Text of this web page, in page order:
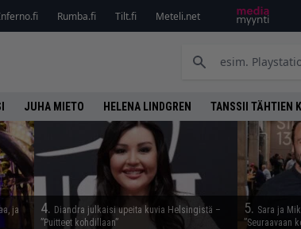
Rumba.fi Tilt.fi Meteli.net
JUHA MIETO HELENA LINDGREN TANSSII TÄHTIEN
ja
4. Diandra julkaisi upeita kuvia Helsingistä –
”Puitteet kohdillaan”
5. Sara ja
”Seuraavaan